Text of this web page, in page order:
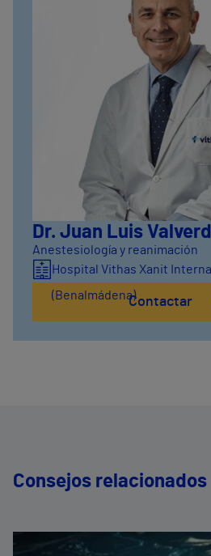
Dr. Juan Luis
Anestesiología y reanimación
Hospital Vithas Xanit
(Benalmádena)Contactar
Consejos relacionados